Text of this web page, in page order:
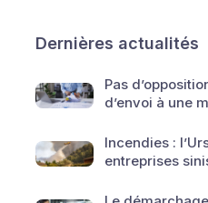
Dernières actualités
Pas
d’envoi à une
Incendies :
entreprises